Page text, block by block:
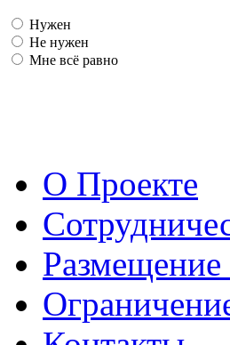
Нужен
Не нужен
Мне всё равно
О Проекте